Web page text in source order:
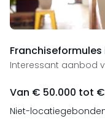
Interessant aanbod
Van € 50.000 tot
Niet-